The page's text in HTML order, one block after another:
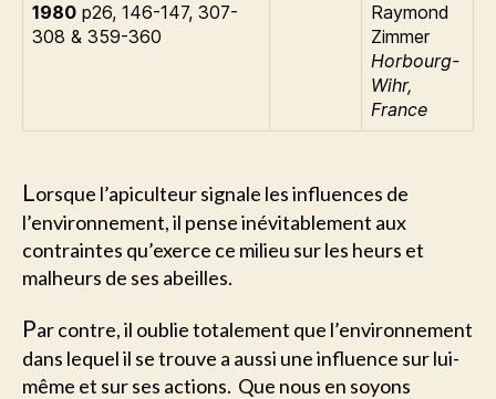
1980 p26, 146-147, 307-
308 & 359-360
Raymond
Zimmer
Horbourg-
Wihr,
France
Lorsque l’apiculteur signale les influences de
l’environnement, il pense inévitablement aux
contraintes qu’exerce ce milieu sur les heurs et
malheurs de ses abeilles.
Par contre, il oublie totalement que l’environnement
dans lequel il se trouve a aussi une influence sur lui-
même et sur ses actions. Que nous en soyons